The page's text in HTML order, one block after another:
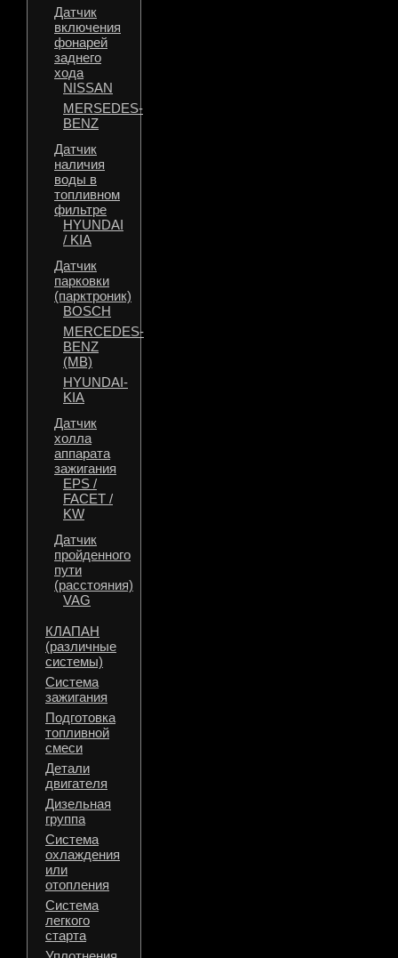
Датчик
включения
фонарей
заднего
хода
NISSAN
MERSEDES-
BENZ
Датчик
наличия
воды в
топливном
фильтре
HYUNDAI
/ KIA
Датчик
парковки
(парктроник)
BOSCH
MERCEDES-
BENZ
(MB)
HYUNDAI-
KIA
Датчик
холла
аппарата
зажигания
EPS /
FACET /
KW
Датчик
пройденного
пути
(расстояния)
VAG
КЛАПАН
(различные
системы)
Система
зажигания
Подготовка
топливной
смеси
Детали
двигателя
Дизельная
группа
Система
охлаждения
или
отопления
Система
легкого
старта